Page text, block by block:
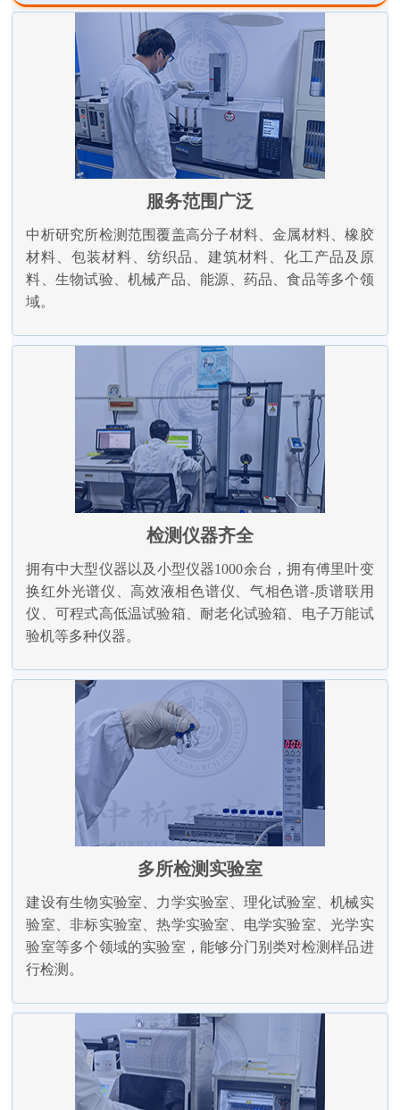
服务范围广泛
中析研究所检测范围覆盖高分子材料、金属材料、橡胶
材料、包装材料、纺织品、建筑材料、化工产品及原
料、生物试验、机械产品、能源、药品、食品等多个领
域。
检测仪器齐全
拥有中大型仪器以及小型仪器1000余台，拥有傅里叶变
换红外光谱仪、高效液相色谱仪、气相色谱-质谱联用
仪、可程式高低温试验箱、耐老化试验箱、电子万能试
验机等多种仪器。
多所检测实验室
建设有生物实验室、力学实验室、理化试验室、机械实
验室、非标实验室、热学实验室、电学实验室、光学实
验室等多个领域的实验室，能够分门别类对检测样品进
行检测。